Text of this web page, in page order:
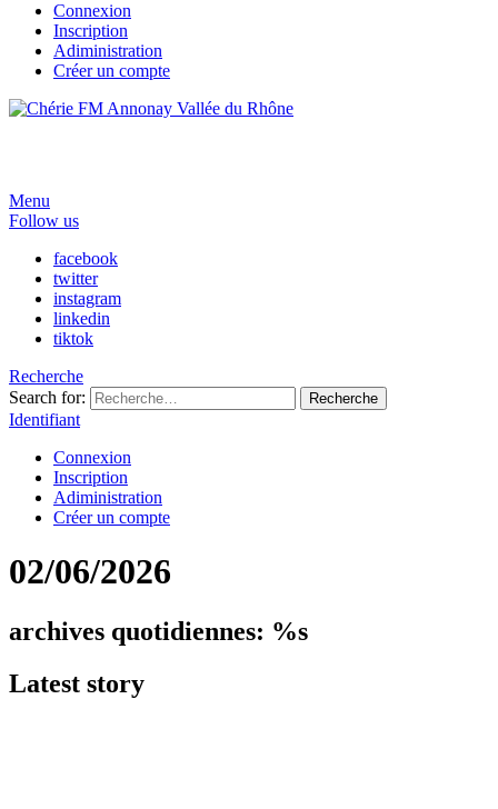
Connexion
Inscription
Adiministration
Créer un compte
Menu
Follow us
facebook
twitter
instagram
linkedin
tiktok
Recherche
Search for:
Recherche
Identifiant
Connexion
Inscription
Adiministration
Créer un compte
02/06/2026
archives quotidiennes: %s
Latest story